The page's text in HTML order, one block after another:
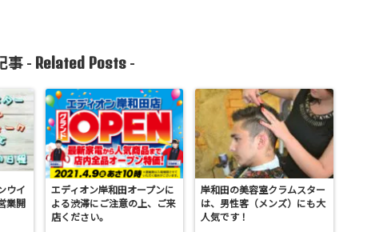
事 - Related Posts-
ウイ
業開
エディオン岸和田オープンに
よる渋滞にご注意の上、ご来
店ください。
岸和田の美容室クラムスター
は、男性客（メンズ）にも大
人気です！